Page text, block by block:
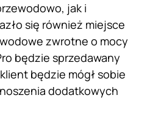
jak i
się również miejsce
zwrotne o mocy
będzie sprzedawany
będzie mógł sobie
dodatkowych